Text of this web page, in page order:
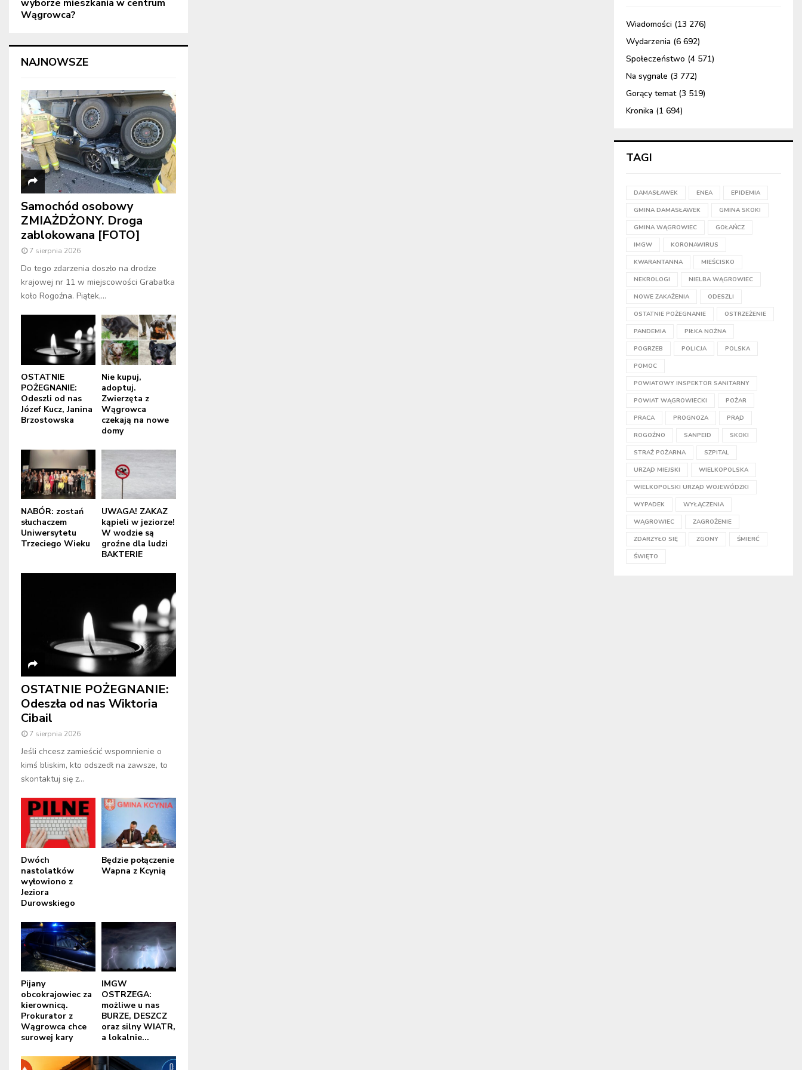
wyborze mieszkania w centrum
Wągrowca?
NAJNOWSZE
Samochód osobowy
ZMIAŻDŻONY. Droga
zablokowana [FOTO]
7 sierpnia 2026
Do tego zdarzenia doszło na drodze
krajowej nr 11 w miejscowości Grabatka
koło Rogoźna. Piątek,...
OSTATNIE
POŻEGNANIE:
Odeszli od nas
Józef Kucz, Janina
Brzostowska
Nie kupuj,
adoptuj.
Zwierzęta z
Wągrowca
czekają na nowe
domy
NABÓR: zostań
słuchaczem
Uniwersytetu
Trzeciego Wieku
UWAGA! ZAKAZ
kąpieli w jeziorze!
W wodzie są
groźne dla ludzi
BAKTERIE
OSTATNIE POŻEGNANIE:
Odeszła od nas Wiktoria
Cibail
7 sierpnia 2026
Jeśli chcesz zamieścić wspomnienie o
kimś bliskim, kto odszedł na zawsze, to
skontaktuj się z...
Dwóch
nastolatków
wyłowiono z
Jeziora
Durowskiego
Będzie połączenie
Wapna z Kcynią
Pijany
obcokrajowiec za
kierownicą.
Prokurator z
Wągrowca chce
surowej kary
IMGW
OSTRZEGA:
możliwe u nas
BURZE, DESZCZ
oraz silny WIATR,
a lokalnie...
Wiadomości (13 276)
Wydarzenia (6 692)
Społeczeństwo (4 571)
Na sygnale (3 772)
Gorący temat(3 519)
Kronika (1 694)
TAGI
DAMASŁAWEK ENEA EPIDEMIA
GMINA DAMASŁAWEK GMINA SKOKI
GMINA WĄGROWIEC GOŁAŃCZ
IMGW KORONAWIRUS
KWARANTANNA MIEŚCISKO
NEKROLOGI NIELBA WĄGROWIEC
NOWE ZAKAŻENIA ODESZLI
OSTATNIE POŻEGNANIE OSTRZEŻENIE
PANDEMIA PIŁKA NOŻNA
POGRZEB POLICJA POLSKA
POMOC
POWIATOWY INSPEKTOR SANITARNY
POWIAT WĄGROWIECKI POŻAR
PRACA PROGNOZA PRĄD
ROGOŹNO SANPEID SKOKI
STRAŻ POŻARNA SZPITAL
URZĄD MIEJSKI WIELKOPOLSKA
WIELKOPOLSKI URZĄD WOJEWÓDZKI
WYPADEK WYŁĄCZENIA
WĄGROWIEC ZAGROŻENIE
ZDARZYŁO SIĘ ZGONY ŚMIERĆ
ŚWIĘTO